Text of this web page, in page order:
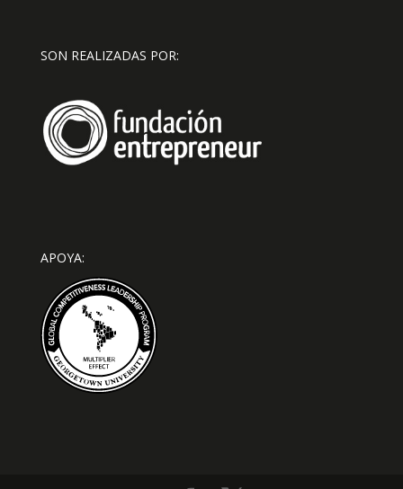
SON REALIZADAS POR:
APOYA: